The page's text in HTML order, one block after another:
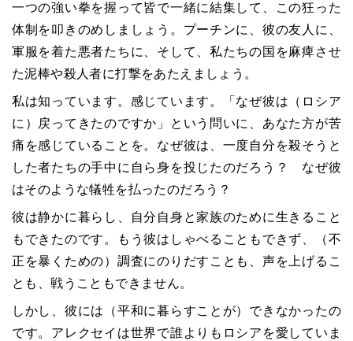
一つの強い拳を握って皆で一緒に結集して、この狂った
体制を叩きのめしましょう。プーチンに、彼の友人に、
軍服を着た悪者たちに、そして、私たちの国を麻痺させ
た泥棒や殺人者に打撃をあたえましょう。
私は知っています。感じています。「なぜ彼は（ロシア
に）戻ってきたのですか」という問いに、あなた方が苦
痛を感じていることを。なぜ彼は、一度自分を殺そうと
した者たちの手中に自ら身を投じたのだろう？ なぜ彼
はそのような犠牲を払ったのだろう？
彼は静かに暮らし、自分自身と家族のために生きること
もできたのです。もう彼はしゃべることもできず、（不
正を暴くための）調査にのりだすことも、声を上げるこ
とも、戦うこともできません。
しかし、彼には（平和に暮らすことが）できなかったの
です。アレクセイは世界で誰よりもロシアを愛していま